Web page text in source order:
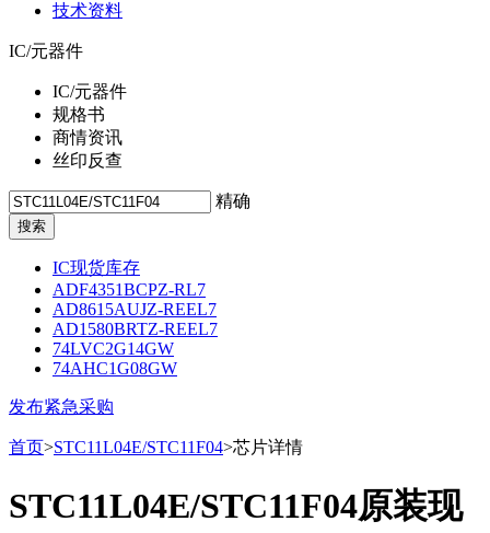
技术资料
IC/元器件
IC/元器件
规格书
商情资讯
丝印反查
精确
IC现货库存
ADF4351BCPZ-RL7
AD8615AUJZ-REEL7
AD1580BRTZ-REEL7
74LVC2G14GW
74AHC1G08GW
发布紧急采购
首页>STC11L04E/STC11F04>芯片详情
STC11L04E/STC11F04原装现